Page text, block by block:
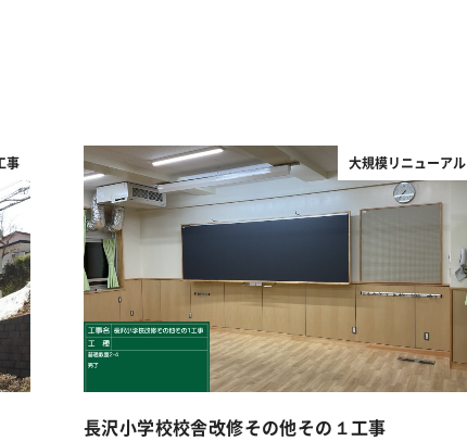
事 大規模リニューアル
長沢小学校校舎改修その他その１工事